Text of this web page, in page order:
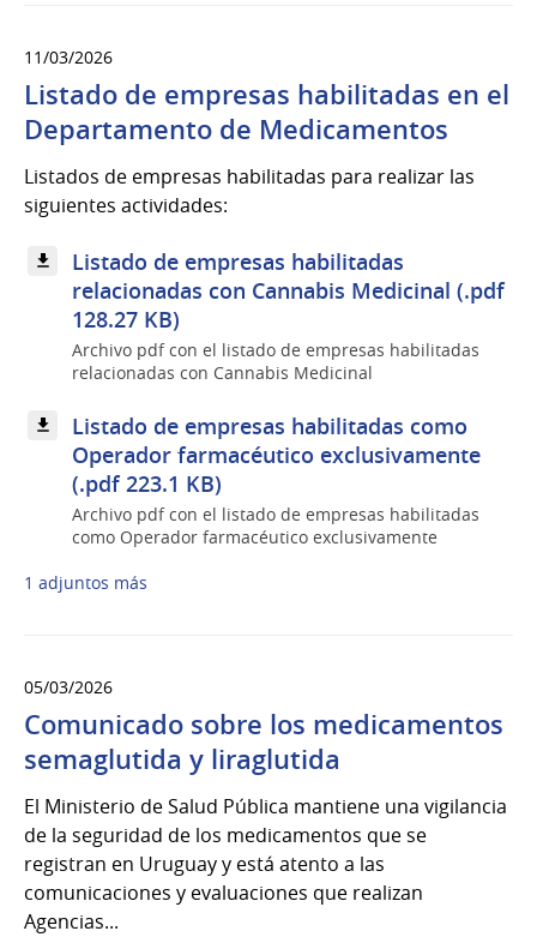
11/03/2026
Listado de empresas habilitadas en el
Departamento de Medicamentos
Listados de empresas habilitadas para realizar las
siguientes actividades:
Listado de empresas habilitadas
relacionadas con Cannabis Medicinal (.pdf
128.27 KB)
Archivo pdf con el listado de empresas habilitadas
relacionadas con Cannabis Medicinal
Listado de empresas habilitadas como
Operador farmacéutico exclusivamente
(.pdf 223.1 KB)
Archivo pdf con el listado de empresas habilitadas
como Operador farmacéutico exclusivamente
1 adjuntos más
05/03/2026
Comunicado sobre los medicamentos
semaglutida y liraglutida
El Ministerio de Salud Pública mantiene una vigilancia
de la seguridad de los medicamentos que se
registran en Uruguay y está atento a las
comunicaciones y evaluaciones que realizan
Agencias...